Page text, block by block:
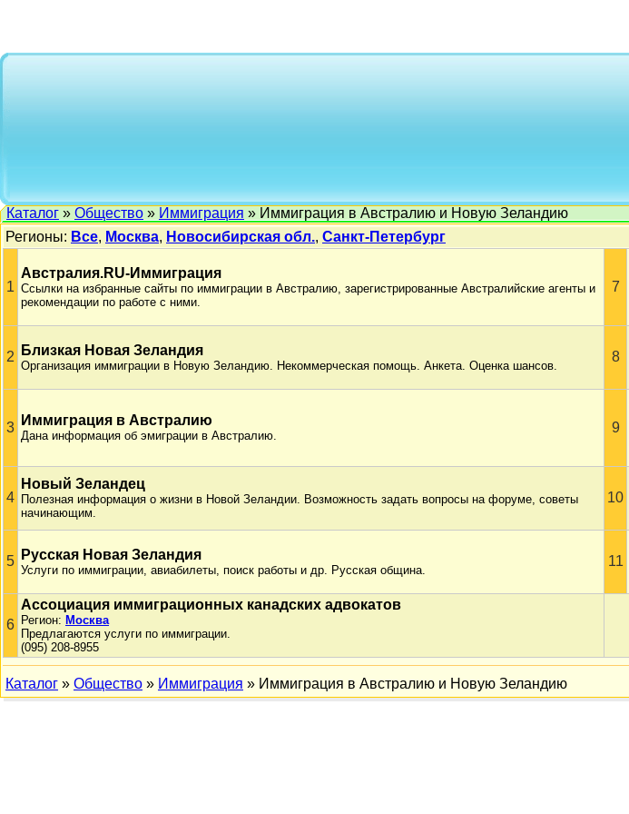
Каталог » Общество » Иммиграция » Иммиграция в Австралию и Новую Зеландию
Регионы: Все, Москва, Новосибирская обл., Санкт-Петербург
1
Австралия.RU-Иммиграция
Ссылки на избранные сайты по иммиграции в Австралию, зарегистрированные Австралийские агенты и
рекомендации по работе с ними.
7
2 Близкая Новая Зеландия
Организация иммиграции в Новую Зеландию. Некоммерческая помощь. Анкета. Оценка шансов.
8
3 Иммиграция в Австралию
Дана информация об эмиграции в Австралию.
9
4
Новый Зеландец
Полезная информация о жизни в Новой Зеландии. Возможность задать вопросы на форуме, советы
начинающим.
10
5 Русская Новая Зеландия
Услуги по иммиграции, авиабилеты, поиск работы и др. Русская община.
11
6
Ассоциация иммиграционных канадских адвокатов
Регион: Москва
Предлагаются услуги по иммиграции.
(095) 208-8955
Каталог » Общество » Иммиграция » Иммиграция в Австралию и Новую Зеландию